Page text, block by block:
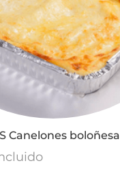
Canelones boloñesa